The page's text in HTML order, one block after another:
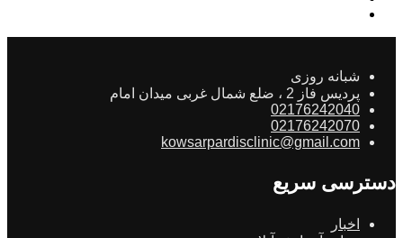
شبانه روزی
پردیس فاز 2 ، ضلع شمال غربی میدان امام
02176242040
02176242070
kowsarpardisclinic@gmail.com
دسترسی سریع
اخبار